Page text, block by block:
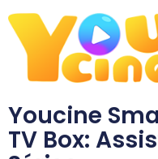
Youcine
TV Box: